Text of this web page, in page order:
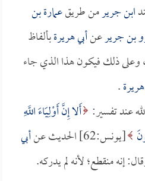
ابن جريرمن طريقعمارة بن
بن جريرعنأبي هريرةبألفاظ
وعلى ذلك فيكون هذا الذي جاء
.
عند تفسير: أَلا إِنَّ أَوْلِيَاءَ اللَّهِ
[يونس:62] الحديث عن
أبي
إنه منقطع؛ لأنه لم يدركه.